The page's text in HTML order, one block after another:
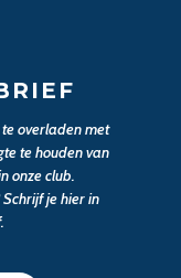
overladen met
te houden van
onze club.
je hier in